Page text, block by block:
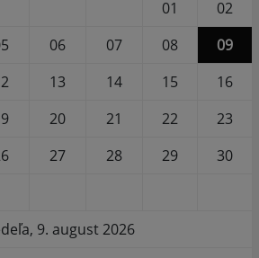
01
02
06 07 08
09
13 14 15
16
20 21 22
23
27 28 29
30
9. august 2026